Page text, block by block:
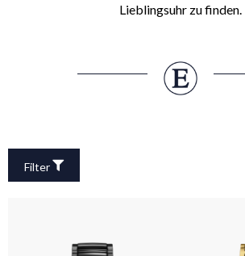
Lieblingsuhr zu finden.
Filter